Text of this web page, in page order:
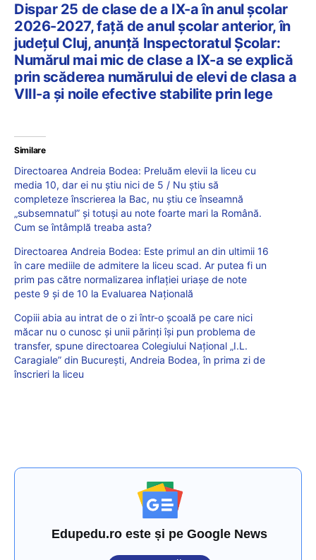
Dispar 25 de clase de a IX-a în anul școlar
2026-2027, față de anul școlar anterior, în
județul Cluj, anunță Inspectoratul Școlar:
Numărul mai mic de clase a IX-a se explică
prin scăderea numărului de elevi de clasa a
VIII-a și noile efective stabilite prin lege
Similare
Directoarea Andreia Bodea: Preluăm elevii la liceu cu
media 10, dar ei nu știu nici de 5 / Nu știu să
completeze înscrierea la Bac, nu știu ce înseamnă
„subsemnatul” și totuși au note foarte mari la Română.
Cum se întâmplă treaba asta?
Directoarea Andreia Bodea: Este primul an din ultimii 16
în care mediile de admitere la liceu scad. Ar putea fi un
prim pas către normalizarea inflației uriașe de note
peste 9 și de 10 la Evaluarea Națională
Copiii abia au intrat de o zi într-o școală pe care nici
măcar nu o cunosc și unii părinți își pun problema de
transfer, spune directoarea Colegiului Național „I.L.
Caragiale” din București, Andreia Bodea, în prima zi de
înscrieri la liceu
Edupedu.ro este și pe Google News